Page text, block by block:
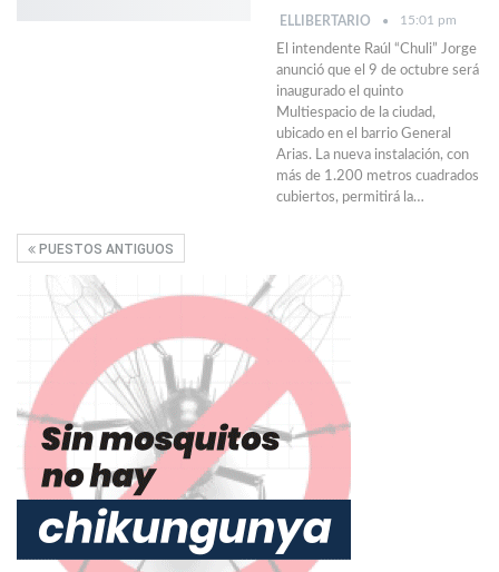
ELLIBERTARIO 15:01 pm
El intendente Raúl “Chuli” Jorge
anunció que el 9 de octubre será
inaugurado el quinto
Multiespacio de la ciudad,
ubicado en el barrio General
Arias. La nueva instalación, con
más de 1.200 metros cuadrados
cubiertos, permitirá la…
PUESTOS ANTIGUOS